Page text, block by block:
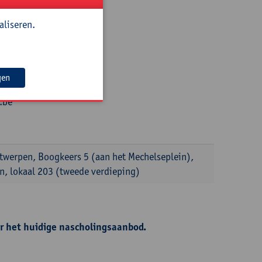
Boogkeers 5 (aan het Mechelseplein),
lokaal 203 (tweede verdieping)
het huidige nascholingsaanbod.